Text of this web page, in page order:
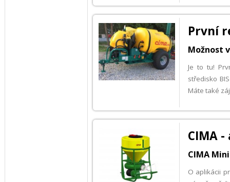
První
Možnost
Je to tu!
středisko
Máte také
CIMA
CIMA
O aplikácii